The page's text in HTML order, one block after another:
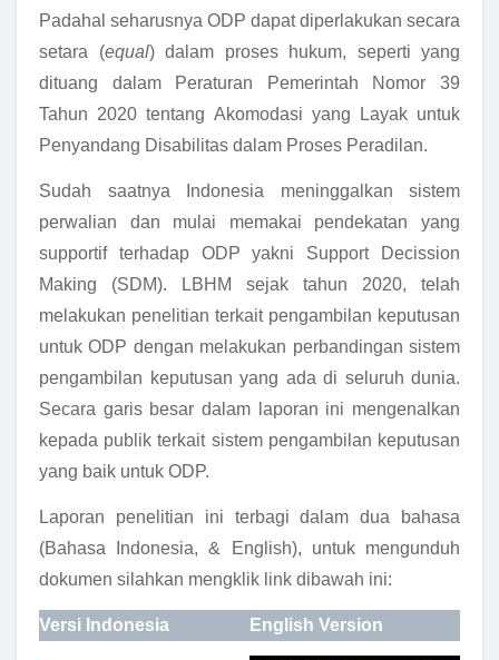
Padahal seharusnya ODP dapat diperlakukan secara
setara (equal) dalam proses hukum, seperti yang
dituang dalam Peraturan Pemerintah Nomor 39
Tahun 2020 tentang Akomodasi yang Layak untuk
Penyandang Disabilitas dalam Proses Peradilan.
Sudah saatnya Indonesia meninggalkan sistem
perwalian dan mulai memakai pendekatan yang
supportif terhadap ODP yakni Support Decission
Making (SDM). LBHM sejak tahun 2020, telah
melakukan penelitian terkait pengambilan keputusan
untuk ODP dengan melakukan perbandingan sistem
pengambilan keputusan yang ada di seluruh dunia.
Secara garis besar dalam laporan ini mengenalkan
kepada publik terkait sistem pengambilan keputusan
yang baik untuk ODP.
Laporan penelitian ini terbagi dalam dua bahasa
(Bahasa Indonesia, & English), untuk mengunduh
dokumen silahkan mengklik link dibawah ini:
Versi Indonesia English Version